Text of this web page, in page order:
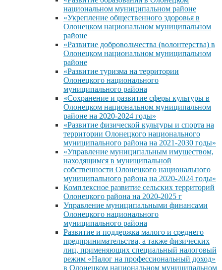
национальном муниципальном районе
«Укрепление общественного здоровья в
Олонецком национальном муниципальном
районе
«Развитие добровольчества (волонтерства) в
Олонецком национальном муниципальном
районе
«Развитие туризма на территории
Олонецкого национального
муниципального района
«Сохранение и развитие сферы культуры в
Олонецком национальном муниципальном
районе на 2020-2024 годы»
«Развитие физической культуры и спорта на
территории Олонецкого национального
муниципального района на 2021-2030 годы»
«Управление муниципальным имуществом,
находящимся в муниципальной
собственности Олонецкого национального
муниципального района на 2020-2024 годы»
Комплексное развитие сельских территорий
Олонецкого района на 2020-2025 г
Управление муниципальными финансами
Олонецкого национального
муниципального района
Развитие и поддержка малого и среднего
предпринимательства, а также физических
лиц, применяющих специальный налоговый
режим «Налог на профессиональный доход»
в Олонецком национальном муниципальном